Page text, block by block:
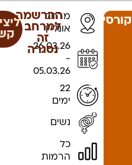
קורסים
מרחב
אונליין
26.03.26
-
05.03.26
22
ימים
נשים
כל
הרמות
ההרשמה
למרחב
זה
נסגרה